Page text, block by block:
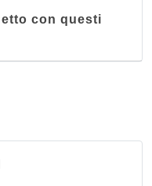
con questi